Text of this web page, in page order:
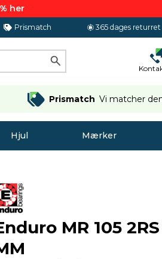
her
Prismatch 365 dages returret
Prismatch Vi matcher
Hjul Mærker
MR 105